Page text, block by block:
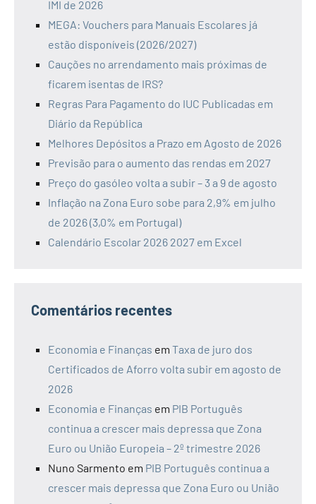
IMI de 2026
MEGA: Vouchers para Manuais Escolares já
estão disponíveis (2026/2027)
Cauções no arrendamento mais próximas de
ficarem isentas de IRS?
Regras Para Pagamento do IUC Publicadas em
Diário da República
Melhores Depósitos a Prazo em Agosto de 2026
Previsão para o aumento das rendas em 2027
Preço do gasóleo volta a subir – 3 a 9 de agosto
Inflação na Zona Euro sobe para 2,9% em julho
de 2026 (3,0% em Portugal)
Calendário Escolar 2026 2027 em Excel
Comentários recentes
Economia e Finanças em Taxa de juro dos
Certificados de Aforro volta subir em agosto de
2026
Economia e Finanças em PIB Português
continua a crescer mais depressa que Zona
Euro ou União Europeia – 2º trimestre 2026
Nuno Sarmento em PIB Português continua a
crescer mais depressa que Zona Euro ou União